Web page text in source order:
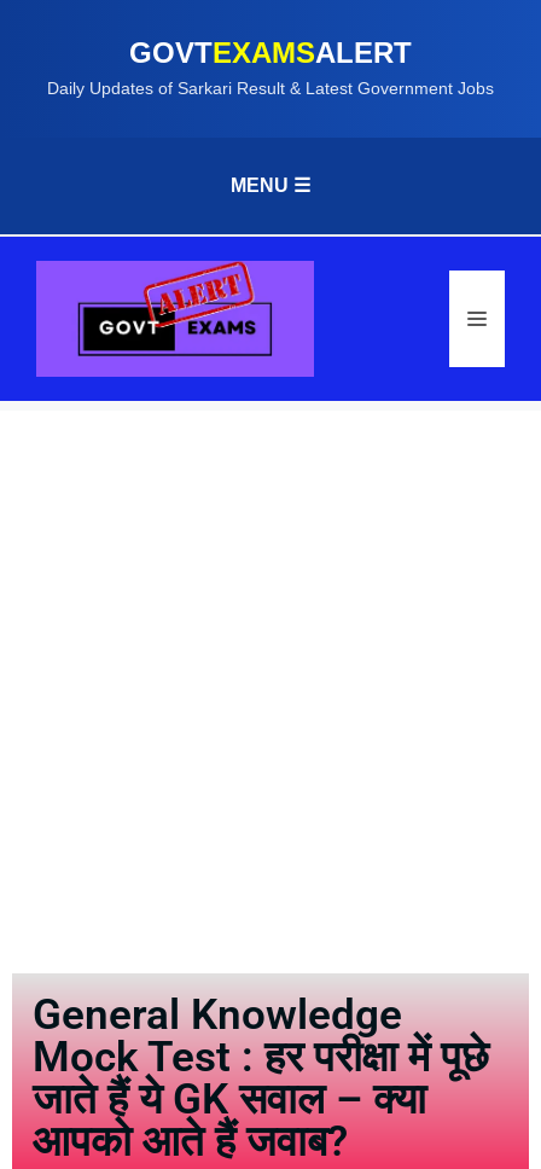
GOVTEXAMSALERT
Daily Updates of Sarkari Result & Latest Government Jobs
MENU ☰
General Knowledge
Mock Test : हर परीक्षा में पूछे
जाते हैं ये GK सवाल – क्या
आपको आते हैं जवाब?